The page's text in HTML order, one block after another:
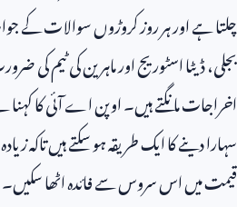
چلتا ہے اور ہر روز کروڑوں سوالات
بجلی، ڈیٹا اسٹوریج اور ماہرین کی ٹیم
اخراجات مانگتے ہیں۔ اوپن اے آئی کا
سہارا دینے کا ایک طریقہ ہو سکتے ہیں تاکہ
قیمت میں اس سروس سے فائدہ اٹھا سکیں۔